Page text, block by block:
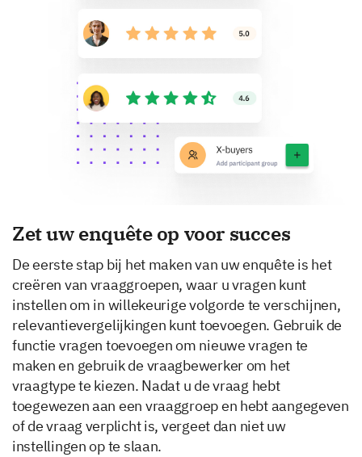
Zet uw enquête op voor succes
De eerste stap bij het maken van uw enquête is het
creëren van vraaggroepen, waar u vragen kunt
instellen om in willekeurige volgorde te verschijnen,
relevantievergelijkingen kunt toevoegen. Gebruik de
functie vragen toevoegen om nieuwe vragen te
maken en gebruik de vraagbewerker om het
vraagtype te kiezen. Nadat u de vraag hebt
toegewezen aan een vraaggroep en hebt aangegeven
of de vraag verplicht is, vergeet dan niet uw
instellingen op te slaan.